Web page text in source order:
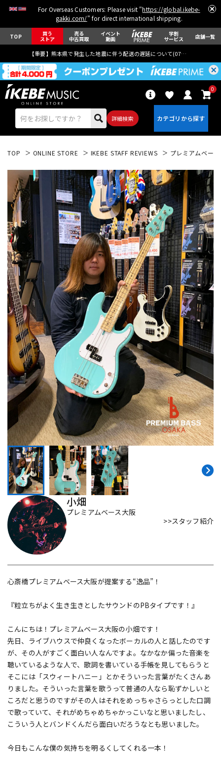
For Overseas Customers: Please visit "https://global.ikebe-
gakki.com/" for direct international shipping.
TOP 買う
ストア
売る
中古買取
イベント
動画
学割
サービス 店舗一覧
【重要】熊本県で発生した地震に伴う配送の遅延について(07月29日
詳細検索
0
エレキギター アコギ/エレアコ
ベース ウクレレ
ドラム パーカッション
キーボード 電子ピアノ
管楽器 その他楽器
アンプ エフェクター
DJ機器 DTM
DTM オンライン納品
配信/ライブ機器
中古 ヴィンテージ
TOP ONLINE STORE IKEBE STAFF REVIEWS プレミアムベー
小畑
プレミアムベース大阪
>>スタッフ紹介
心斎橋プレミアムベース大阪が提案する“逸品”！
『粒立ちがよく生き生きとしたサウンドのPBタイプです！』
こんにちは！プレミアムベース大阪の小畑です！
先日、ライブハウスで仲良くなったボーカルの人と話したのです
が、その人がすごく面白い人なんですよ。なかなか偏った音楽を
聴いているような人で、歌詞を書いている手帳を見してもらうと
そこには「スウィートハニー」とかそういった言葉がたくさんあ
りました。そういった言葉を歌うって普通の人なら恥ずかしいと
ころだと思うのですがその人はそれをめっちゃさらっとした口調
で歌っていて、それがめちゃめちゃかっこいなと思いましたし、
こういう人とバンドくんだら面白いだろうなとも思いました。
今日もこんな僕の気持ちを明るくしてくれる一本！